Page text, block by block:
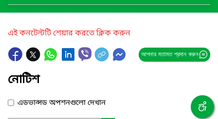
এই কনটেন্টটি শেয়ার করতে ক্লিক করুন
আপনার মতামত প্রদান করুন
নোটিশ
এডভান্সড অপশনগুলো দেখান